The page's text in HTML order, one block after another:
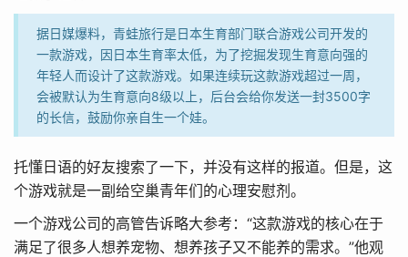
据日媒爆料，青蛙旅行是日本生育部门联合游戏公司开发的
一款游戏，因日本生育率太低，为了挖掘发现生育意向强的
年轻人而设计了这款游戏。如果连续玩这款游戏超过一周，
会被默认为生育意向8级以上，后台会给你发送一封3500字
的长信，鼓励你亲自生一个娃。
托懂日语的好友搜索了一下，并没有这样的报道。但是，这
个游戏就是一副给空巢青年们的心理安慰剂。
一个游戏公司的高管告诉略大参考：“这款游戏的核心在于
满足了很多人想养宠物、想养孩子又不能养的需求。”他观